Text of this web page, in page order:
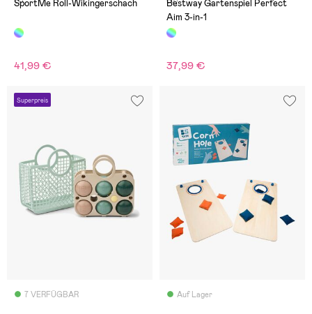
SportMe Roll-Wikingerschach
41,99 €
Bestway Gartenspiel Perfect
Aim 3-in-1
37,99 €
Superpreis
7 VERFÜGBAR Auf Lager